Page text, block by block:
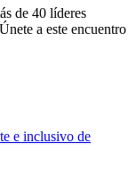
de 40 líderes
a este encuentro